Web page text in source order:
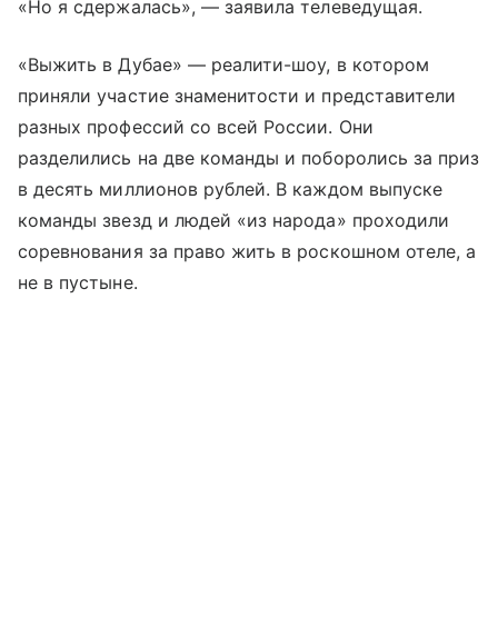
«Но я сдержалась», — заявила телеведущая.
«Выжить в Дубае» — реалити-шоу, в котором
приняли участие знаменитости и представители
разных профессий со всей России. Они
разделились на две команды и поборолись за приз
в десять миллионов рублей. В каждом выпуске
команды звезд и людей «из народа» проходили
соревнования за право жить в роскошном отеле, а
не в пустыне.